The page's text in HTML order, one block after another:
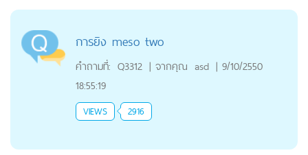
การยิง meso two
คำถามที่: Q3312 | จากคุณ asd | 9/10/2550
18:55:19
VIEWS 2916